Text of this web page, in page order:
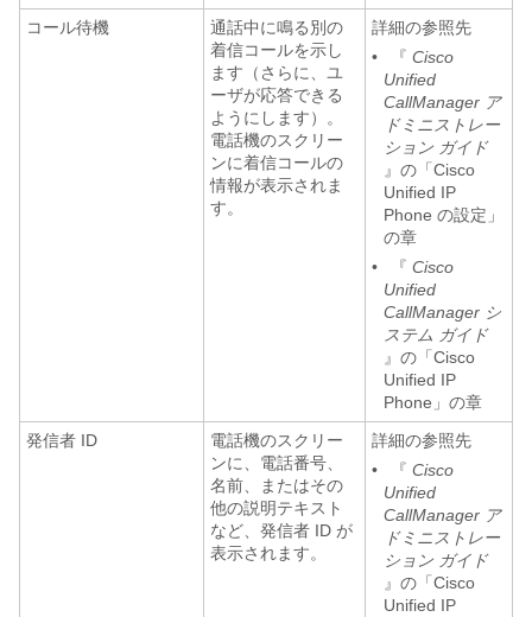
コール待機
通話中に鳴る別の
着信コールを示し
ます（さらに、ユ
ーザが応答できる
ようにします）。
電話機のスクリー
ンに着信コールの
情報が表示されま
す。
詳細の参照先
•
『 Cisco
Unified
CallManager ア
ドミニストレー
ション ガイド
』の「Cisco
Unified IP
Phone の設定」
の章
•
『 Cisco
Unified
CallManager シ
ステム ガイド
』の「Cisco
Unified IP
Phone」の章
発信者 ID
電話機のスクリー
ンに、電話番号、
名前、またはその
他の説明テキスト
など、発信者 ID が
表示されます。
詳細の参照先
•
『 Cisco
Unified
CallManager ア
ドミニストレー
ション ガイド
』の「Cisco
Unified IP